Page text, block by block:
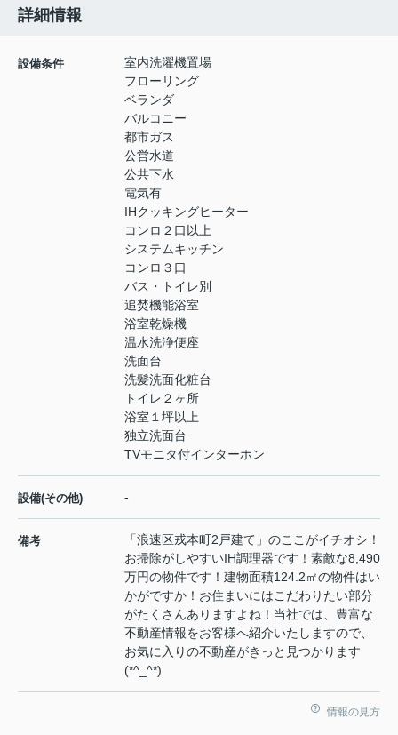
詳細情報
設備条件
室内洗濯機置場
フローリング
ベランダ
バルコニー
都市ガス
公営水道
公共下水
電気有
IHクッキングヒーター
コンロ２口以上
システムキッチン
コンロ３口
バス・トイレ別
追焚機能浴室
浴室乾燥機
温水洗浄便座
洗面台
洗髪洗面化粧台
トイレ２ヶ所
浴室１坪以上
独立洗面台
TVモニタ付インターホン
設備(その他) -
備考
「浪速区戎本町2戸建て」のここがイチオシ！
お掃除がしやすいIH調理器です！素敵な8,490
万円の物件です！建物面積124.2㎡の物件はい
かがですか！お住まいにはこだわりたい部分
がたくさんありますよね！当社では、豊富な
不動産情報をお客様へ紹介いたしますので、
お気に入りの不動産がきっと見つかります
(*^_^*)
情報の見方